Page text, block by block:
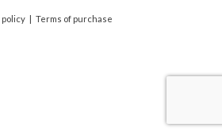
policy Terms of purchase